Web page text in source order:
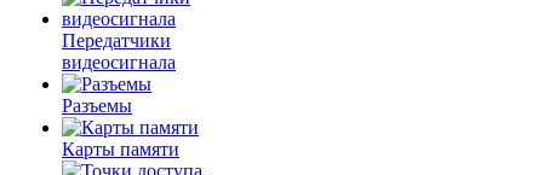
Передатчики
видеосигнала
Разъемы
Карты памяти